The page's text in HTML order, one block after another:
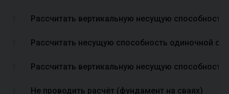
Рассчитать вертикальную несущую
Рассчитать несущую способность одиночной
Рассчитать вертикальную несущую
Не проводить расчёт (фундамент на сваях)